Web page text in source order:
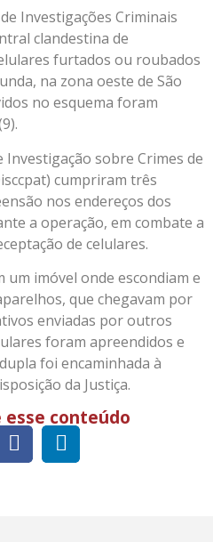
Investigações Criminais
clandestina de
furtados ou roubados
na zona oeste de São
no esquema foram
Investigação sobre Crimes de
cumpriram três
nos endereços dos
a operação, em combate a
de celulares.
um imóvel onde escondiam e
que chegavam por
enviadas por outros
foram apreendidos e
foi encaminhada à
da Justiça.
esse conteúdo